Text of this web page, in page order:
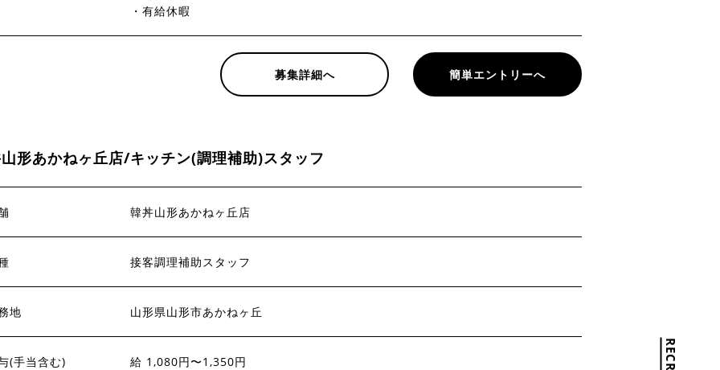
・有給休暇
募集詳細へ 簡単エントリーへ
形あかねヶ丘店/キッチン(調理補助)スタッフ
韓丼山形あかねヶ丘店
接客調理補助スタッフ
地 山形県山形市あかねヶ丘
(手当含む)
給 1,080円〜1,350円